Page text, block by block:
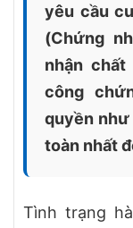
yêu cầu
(Chứng
nhận
công
quyền như
toàn nhất
Tình trạng